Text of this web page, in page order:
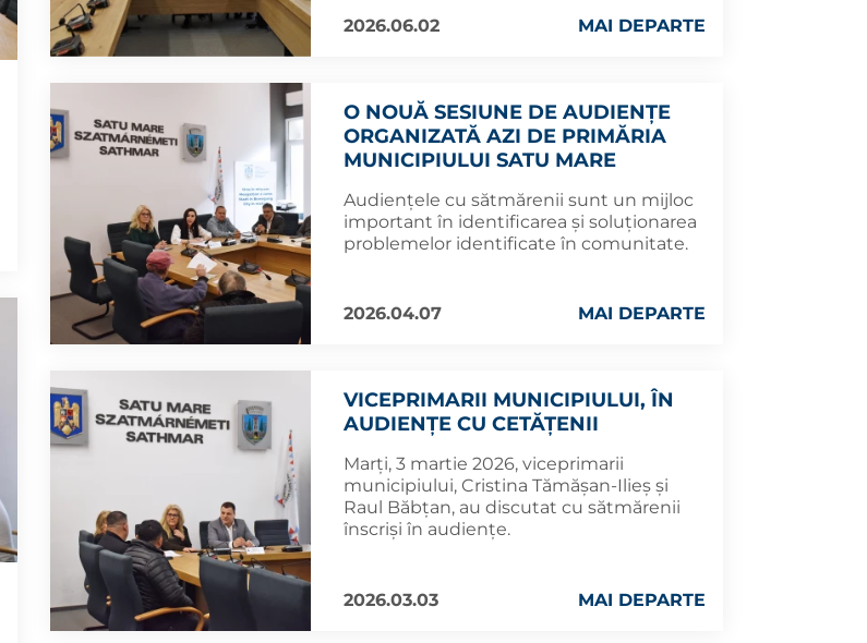
2026.06.02 MAI DEPARTE
O NOUĂ SESIUNE DE AUDIENȚE
ORGANIZATĂ AZI DE PRIMĂRIA
MUNICIPIULUI SATU MARE
Audiențele cu sătmărenii sunt un mijloc
important în identificarea și soluționarea
problemelor identificate în comunitate.
2026.04.07 MAI DEPARTE
VICEPRIMARII MUNICIPIULUI, ÎN
AUDIENȚE CU CETĂȚENII
Marți, 3 martie 2026, viceprimarii
municipiului, Cristina Tămășan-Ilieș și
Raul Băbțan, au discutat cu sătmărenii
înscriși în audiențe.
2026.03.03 MAI DEPARTE